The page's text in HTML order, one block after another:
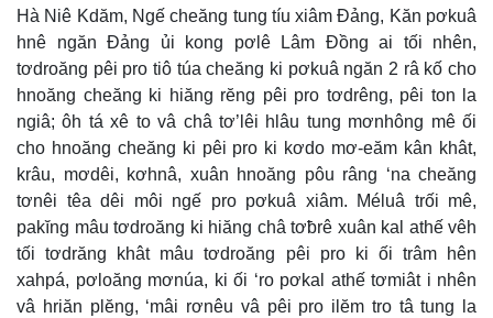
Hà Niê Kdăm, Ngế cheăng tung tíu xiâm Đảng, Kăn pơkuâ
hnê ngăn Đảng ủi kong pơlê Lâm Đồng ai tối nhên,
tơdroăng pêi pro tiô túa cheăng ki pơkuâ ngăn 2 râ kố cho
hnoăng cheăng ki hiăng rĕng pêi pro tơdrêng, pêi ton la
ngiâ; ôh tá xê to vâ châ tơ’lêi hlâu tung mơnhông mê ối
cho hnoăng cheăng ki pêi pro ki kơdo mơ-eăm kân khât,
krâu, mơdêi, kơhnâ, xuân hnoăng pôu râng ‘na cheăng
tơnêi têa dêi môi ngế pro pơkuâ xiâm. Méluâ trối mê,
pakĭng mâu tơdroăng ki hiăng châ tơƀrê xuân kal athế vêh
tối tơdrăng khât mâu tơdroăng pêi pro ki ối trâm hên
xahpá, pơloăng mơnúa, ki ối ‘ro pơkal athế tơmiât i nhên
vâ hriăn plĕng, ‘mâi rơnêu vâ pêi pro ilĕm tro tâ tung la